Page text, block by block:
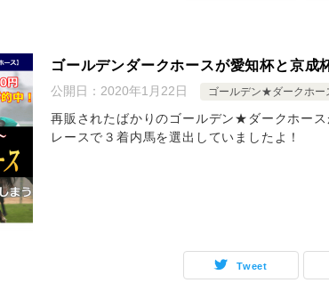
ゴールデンダークホースが愛知杯と京成
公開日： 2020年1月22日 ゴールデン★ダークホー
再販されたばかりのゴールデン★ダークホー
レースで３着内馬を選出していましたよ！
Tweet